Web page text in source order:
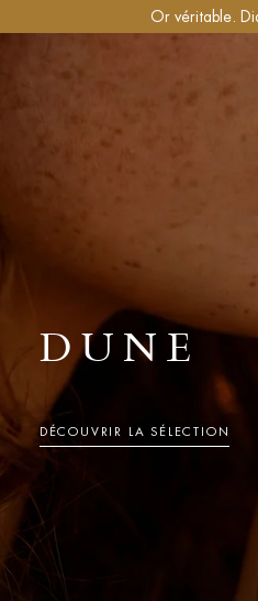
Or véritable.
DUNE
DÉCOUVRIR LA SÉLECTION